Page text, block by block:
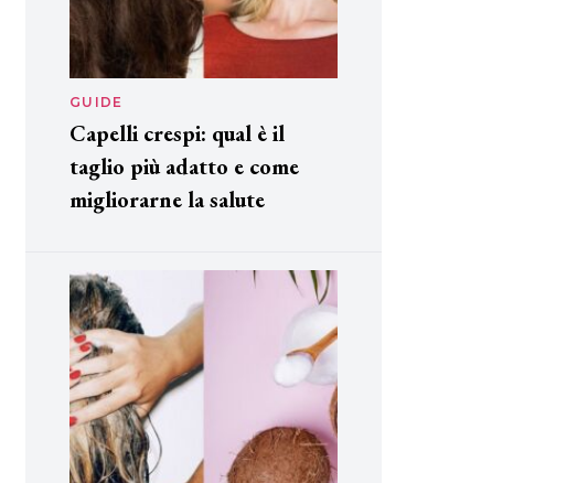
GUIDE
Capelli crespi: qual è il
taglio più adatto e come
migliorarne la salute